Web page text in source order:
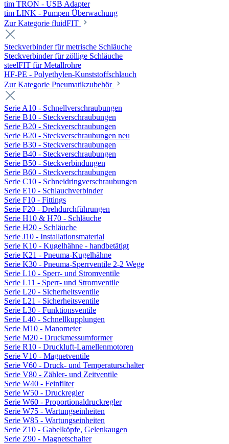
tim TRON - USB Adapter
tim LINK - Pumpen Überwachung
Zur Kategorie fluidFIT
Steckverbinder für metrische Schläuche
Steckverbinder für zöllige Schläuche
steelFIT für Metallrohre
HF-PE - Polyethylen-Kunststoffschlauch
Zur Kategorie Pneumatikzubehör
Serie A10 - Schnellverschraubungen
Serie B10 - Steckverschraubungen
Serie B20 - Steckverschraubungen
Serie B20 - Steckverschraubungen neu
Serie B30 - Steckverschraubungen
Serie B40 - Steckverschraubungen
Serie B50 - Steckverbindungen
Serie B60 - Steckverschraubungen
Serie C10 - Schneidringverschraubungen
Serie E10 - Schlauchverbinder
Serie F10 - Fittings
Serie F20 - Drehdurchführungen
Serie H10 & H70 - Schläuche
Serie H20 - Schläuche
Serie J10 - Installationsmaterial
Serie K10 - Kugelhähne - handbetätigt
Serie K21 - Pneuma-Kugelhähne
Serie K30 - Pneuma-Sperrventile 2-2 Wege
Serie L10 - Sperr- und Stromventile
Serie L11 - Sperr- und Stromventile
Serie L20 - Sicherheitsventile
Serie L21 - Sicherheitsventile
Serie L30 - Funktionsventile
Serie L40 - Schnellkupplungen
Serie M10 - Manometer
Serie M20 - Druckmessumformer
Serie R10 - Druckluft-Lamellenmotoren
Serie V10 - Magnetventile
Serie V60 - Druck- und Temperaturschalter
Serie V80 - Zähler- und Zeitventile
Serie W40 - Feinfilter
Serie W50 - Druckregler
Serie W60 - Proportionaldruckregler
Serie W75 - Wartungseinheiten
Serie W85 - Wartungseinheiten
Serie Z10 - Gabelköpfe, Gelenkaugen
Serie Z90 - Magnetschalter